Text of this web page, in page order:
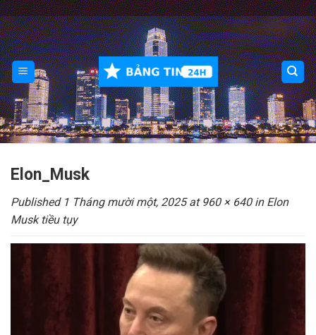
Skip
to
content
Elon_Musk
Published 1 Tháng mười một, 2025at 960 × 640in Elon
Musk tiều tụy